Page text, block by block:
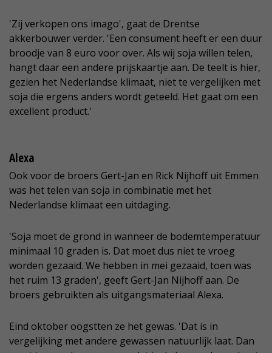
'Zij verkopen ons imago', gaat de Drentse
akkerbouwer verder. 'Een consument heeft er een duur
broodje van 8 euro voor over. Als wij soja willen telen,
hangt daar een andere prijskaartje aan. De teelt is hier,
gezien het Nederlandse klimaat, niet te vergelijken met
soja die ergens anders wordt geteeld. Het gaat om een
excellent product.'
Alexa
Ook voor de broers Gert-Jan en Rick Nijhoff uit Emmen
was het telen van soja in combinatie met het
Nederlandse klimaat een uitdaging.
'Soja moet de grond in wanneer de bodemtemperatuur
minimaal 10 graden is. Dat moet dus niet te vroeg
worden gezaaid. We hebben in mei gezaaid, toen was
het ruim 13 graden', geeft Gert-Jan Nijhoff aan. De
broers gebruikten als uitgangsmateriaal Alexa.
Eind oktober oogstten ze het gewas. 'Dat is in
vergelijking met andere gewassen natuurlijk laat. Dan